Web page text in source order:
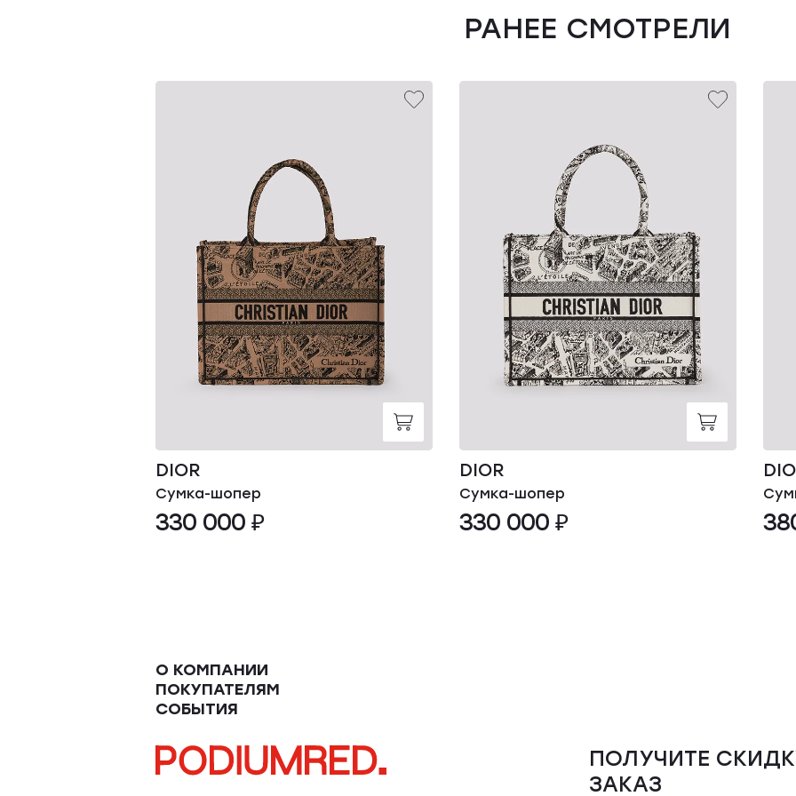
РАНЕЕ СМОТРЕЛИ
DIOR
Сумка-шопер
330 000 ₽
DIOR
Сумка-шопер
330 000 ₽
О КОМПАНИИ
ПОКУПАТЕЛЯМ
СОБЫТИЯ
ПОЛУЧИТЕ
ЗАКАЗ